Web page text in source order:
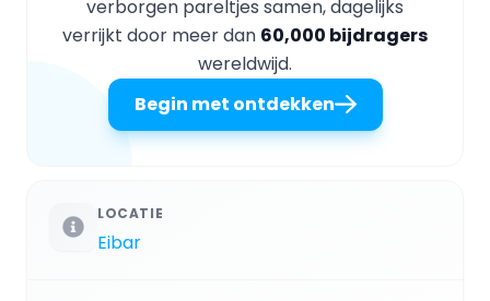
verborgen pareltjes samen, dagelijks
verrijkt door meer dan 60,000 bijdragers
wereldwijd.
Begin met ontdekken
LOCATIE
Eibar